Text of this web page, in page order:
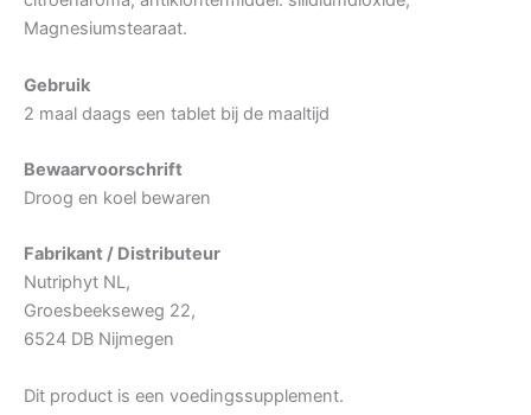
Magnesiumstearaat.
Gebruik
2 maal daags een tablet bij de maaltijd
Bewaarvoorschrift
Droog en koel bewaren
Fabrikant / Distributeur
Nutriphyt NL,
Groesbeekseweg 22,
6524 DB Nijmegen
Dit product is een voedingssupplement.